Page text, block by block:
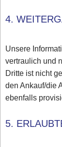
4.
Unsere
vertraulich und
Dritte ist nicht
den Ankauf/die
ebenfalls
5.